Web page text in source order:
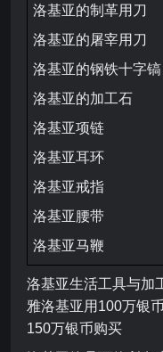
洛基亚的制革用刀
洛基亚的屠宰用刀
洛基亚的钢铁十字镐
洛基亚的加工石
洛基亚项链
洛基亚耳环
洛基亚戒指
洛基亚腰带
洛基亚马鞭
洛基亚生活工具与加
雅洛基亚用100万银
150万银币购买